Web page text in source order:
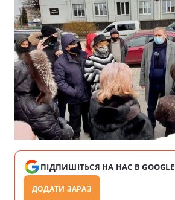
ПІДПИШІТЬСЯ НА НАС В GOOGLE
ДОДАТИ ЗАРАЗ